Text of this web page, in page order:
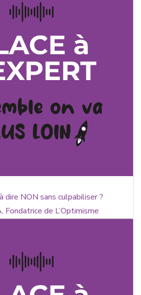
dire NON sans culpabiliser ?
Fondatrice de L’Optimisme